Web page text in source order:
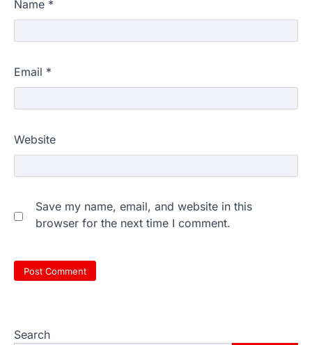
Name *
Email *
Website
Save my name, email, and website in this
browser for the next time I comment.
Search